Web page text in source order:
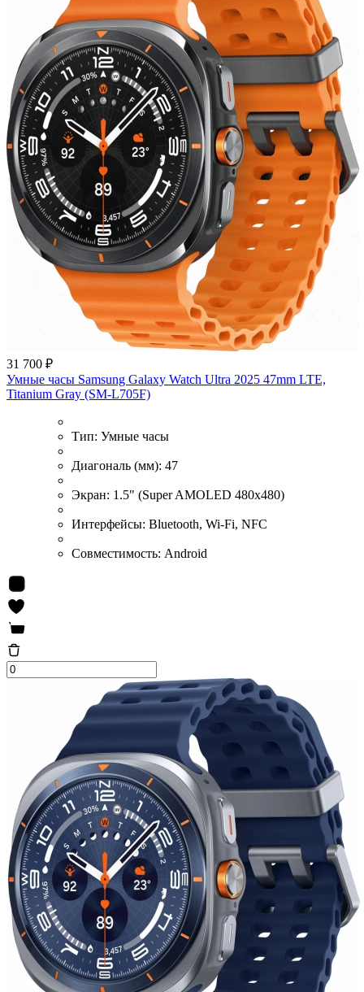
31 700 ₽
Умные часы Samsung Galaxy Watch Ultra 2025 47mm LTE,
Titanium Gray (SM-L705F)
Тип: Умные часы
Диагональ (мм): 47
Экран: 1.5" (Super AMOLED 480x480)
Интерфейсы: Bluetooth, Wi-Fi, NFC
Совместимость: Android